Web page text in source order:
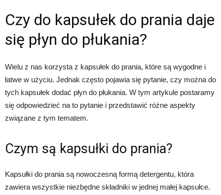
Czy do kapsułek do prania daje
się płyn do płukania?
Wielu z nas korzysta z kapsułek do prania, które są wygodne i
łatwe w użyciu. Jednak często pojawia się pytanie, czy można do
tych kapsułek dodać płyn do płukania. W tym artykule postaramy
się odpowiedzieć na to pytanie i przedstawić różne aspekty
związane z tym tematem.
Czym są kapsułki do prania?
Kapsułki do prania są nowoczesną formą detergentu, która
zawiera wszystkie niezbędne składniki w jednej małej kapsułce.